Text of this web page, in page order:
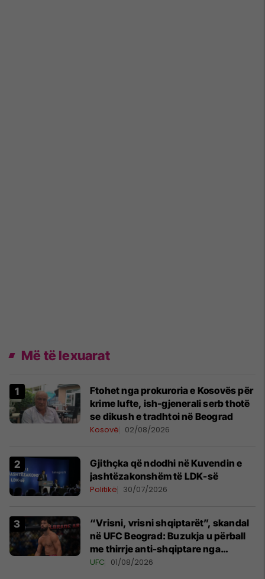
Më të lexuarat
Ftohet nga prokuroria e Kosovës për
krime lufte, ish-gjenerali serb thotë
se dikush e tradhtoi në Beograd
Kosovë 02/08/2026
Gjithçka që ndodhi në Kuvendin e
jashtëzakonshëm të LDK-së
Politikë 30/07/2026
“Vrisni, vrisni shqiptarët”, skandal
në UFC Beograd: Buzukja u përball
me thirrje anti-shqiptare nga
tribunat
UFC 01/08/2026